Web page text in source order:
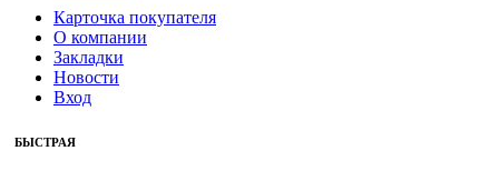
Карточка покупателя
О компании
Закладки
Новости
Вход
БЫСТРАЯ